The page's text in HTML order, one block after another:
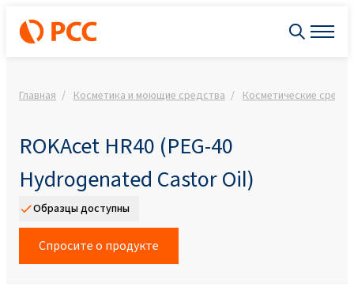
Главная Косметика и моющие средства Косметические
ROKAcet HR40 (PEG-40
Hydrogenated Castor Oil)
Образцы доступны
Спросите о продукте